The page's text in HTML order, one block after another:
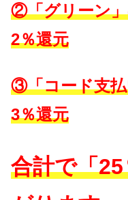
②「グリーン
2％還元
③「コード支
3％還元
合計で「